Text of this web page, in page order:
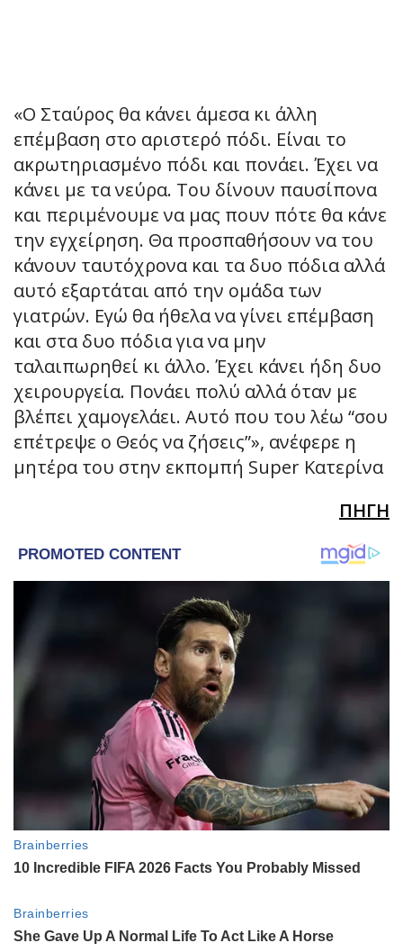
«Ο Σταύρος θα κάνει άμεσα κι άλλη
επέμβαση στο αριστερό πόδι. Είναι το
ακρωτηριασμένο πόδι και πονάει. Έχει να
κάνει με τα νεύρα. Του δίνουν παυσίπονα
και περιμένουμε να μας πουν πότε θα κάνε
την εγχείρηση. Θα προσπαθήσουν να του
κάνουν ταυτόχρονα και τα δυο πόδια αλλά
αυτό εξαρτάται από την ομάδα των
γιατρών. Εγώ θα ήθελα να γίνει επέμβαση
και στα δυο πόδια για να μην
ταλαιπωρηθεί κι άλλο. Έχει κάνει ήδη δυο
χειρουργεία. Πονάει πολύ αλλά όταν με
βλέπει χαμογελάει. Αυτό που του λέω “σου
επέτρεψε ο Θεός να ζήσεις”», ανέφερε η
μητέρα του στην εκπομπή Super Κατερίνα
ΠΗΓΗ